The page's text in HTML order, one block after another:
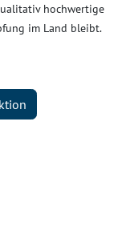
hochwertige
im Land bleibt.